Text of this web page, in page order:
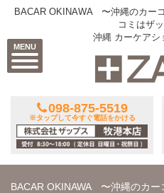
MENU
BACAR OKINAWA 〜沖縄のカー
コミはザ
沖縄 カーケアシ
098-875-5519
※タップして今すぐ電話をかける
BACAR OKINAWA 〜沖縄のカー